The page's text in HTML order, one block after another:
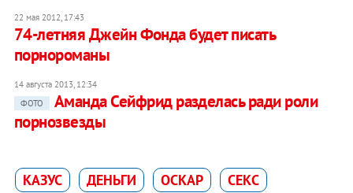
22 мая 2012, 17:43
74-летняя Джейн Фонда будет писать
порнороманы
14 августа 2013, 12:34
ФОТО
Аманда Сейфрид разделась ради роли
порнозвезды
КАЗУС ДЕНЬГИ ОСКАР СЕКС